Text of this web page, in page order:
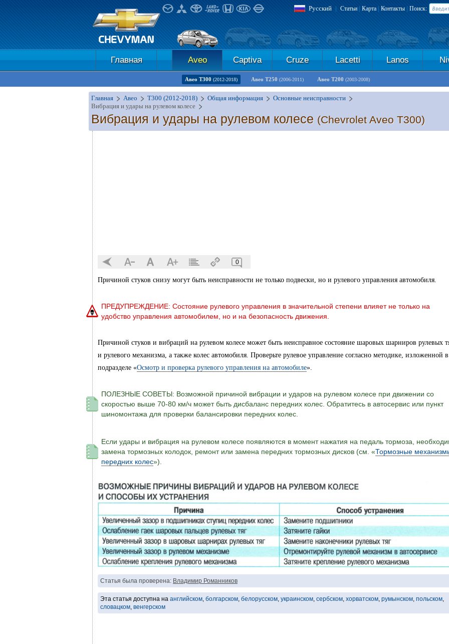
Русский | Статьи | Карта| Контакты | Поиск:
Главная Aveo Captiva Cruze Lacetti Lanos
Авео Т300 (2012-2018) Авео Т250 (2006-2011) Авео Т200 (2003-2008)
Главная Авео T300 (2012-2018) Общая информация
Основные неисправности
Вибрация и удары на рулевом колесе
Вибрация и удары на рулевом колесе (Chevrolet Aveo T300)
0
Причиной стуков снизу могут быть неисправности не только подвески, но и рулевого управления автомобиля.
ПРЕДУПРЕЖДЕНИЕ: Состояние рулевого управления в значительной степени влияет не только на
удобство управления автомобилем, но и на безопасность движения.
Причиной стуков и вибраций на рулевом колесе может быть неисправное состояние шаровых шарниров рулевых
и рулевого механизма, а также колес автомобиля. Проверьте рулевое управление согласно методике, изложенной в
подразделе «Осмотр и проверка рулевого управления на автомобиле».
ПОЛЕЗНЫЕ СОВЕТЫ: Возможной причиной вибрации и ударов на рулевом колесе при движении со
скоростью выше 70-80 км/ч может быть дисбаланс передних колес. Обратитесь в автосервис или пункт
шиномонтажа для проверки балансировки передних колес.
Если удары и вибрация на рулевом колесе появляются в момент нажатия на педаль тормоза,
замена тормозных колодок, ремонт или замена передних тормозных дисков (см. «Тормозные
передних колес»).
Статья была проверена: Владимир Романников
Эта статья доступна на английском, болгарском, белорусском, украинском, сербском, хорватском, румынском, польском,
словацком, венгерском